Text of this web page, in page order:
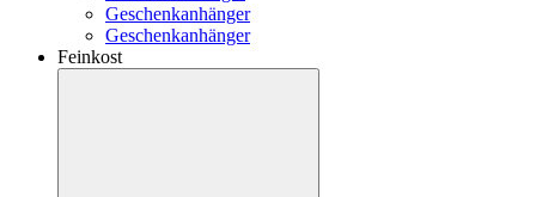
Geschenkanhänger
Geschenkanhänger
Feinkost